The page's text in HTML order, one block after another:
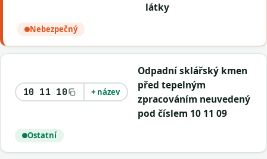
látky
Nebezpečný
10 11 10 + název
Odpadní sklářský kmen
před tepelným
zpracováním neuvedený
pod číslem 10 11 09
Ostatní